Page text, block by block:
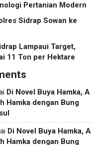
Pertanian Modern
Sidrap Sowan ke
Lampaui Target,
11 Ton per Hektare
Di Novel Buya Hamka, A
Hamka dengan Bung
Di Novel Buya Hamka, A
Hamka dengan Bung